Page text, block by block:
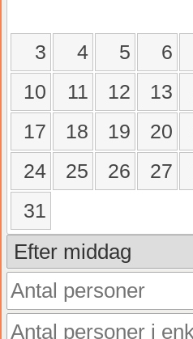
3
4 5 6
10
11 12 13
17
18 19 20
24
25 26 27
31